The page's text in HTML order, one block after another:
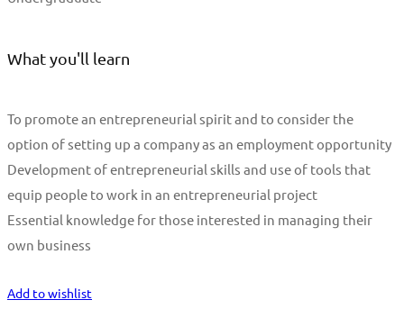
What you'll learn
To promote an entrepreneurial spirit and to consider the
option of setting up a company as an employment opportunity
Development of entrepreneurial skills and use of tools that
equip people to work in an entrepreneurial project
Essential knowledge for those interested in managing their
own business
Add to wishlist